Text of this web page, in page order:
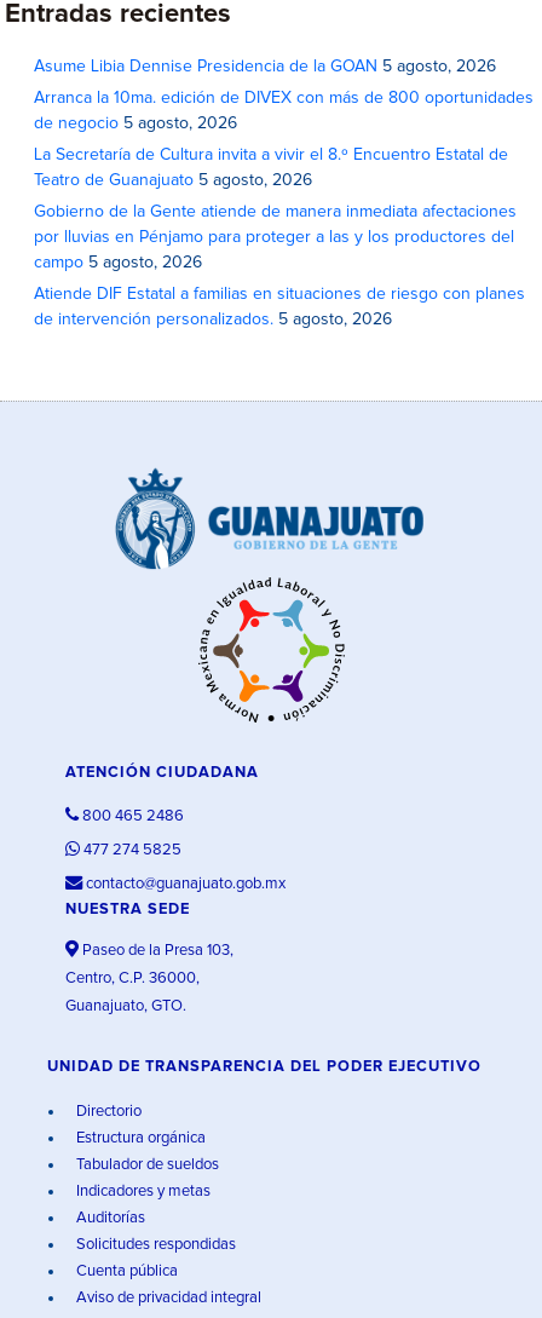
Entradas recientes
Asume Libia Dennise Presidencia de la GOAN 5 agosto, 2026
Arranca la 10ma. edición de DIVEX con más de 800 oportunidades
de negocio 5 agosto, 2026
La Secretaría de Cultura invita a vivir el 8.º Encuentro Estatal de
Teatro de Guanajuato 5 agosto, 2026
Gobierno de la Gente atiende de manera inmediata afectaciones
por lluvias en Pénjamo para proteger a las y los productores del
campo 5 agosto, 2026
Atiende DIF Estatal a familias en situaciones de riesgo con planes
de intervención personalizados. 5 agosto, 2026
ATENCIÓN CIUDADANA
800 465 2486
477 274 5825
contacto@guanajuato.gob.mx
NUESTRA SEDE
Paseo de la Presa 103,
Centro, C.P. 36000,
Guanajuato, GTO.
UNIDAD DE TRANSPARENCIA DEL PODER EJECUTIVO
Directorio
Estructura orgánica
Tabulador de sueldos
Indicadores y metas
Auditorías
Solicitudes respondidas
Cuenta pública
Aviso de privacidad integral